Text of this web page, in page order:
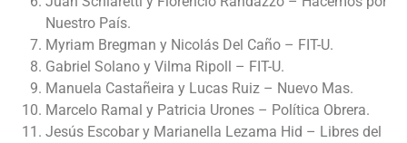
Nuestro País.
Myriam Bregman y Nicolás Del Caño – FIT-U.
Gabriel Solano y Vilma Ripoll – FIT-U.
Manuela Castañeira y Lucas Ruiz – Nuevo Mas.
Marcelo Ramal y Patricia Urones – Política Obrera.
Jesús Escobar y Marianella Lezama Hid – Libres del